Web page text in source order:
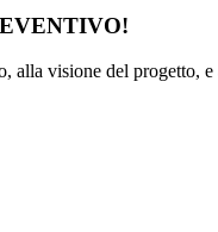
alla visione del progetto,